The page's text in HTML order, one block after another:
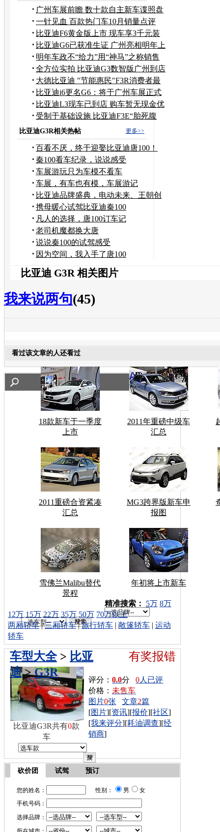
广州车展前瞻 数十款自主新车谍照盘
点
一针见血 百款热门车10月销量点评
（下）
比亚迪F6黄金版上市 现车享3千元装
潢礼
比亚迪G6已获准生证 广州亮相明年上
市
明年车政不“给力”用“神马”之称销售
全方位实拍 比亚迪G3数智版广州到店
大德比亚迪 "节能惠民"F3R消费者最
满意
比亚迪i6更名G6：将于广州车展正式
揭幕
比亚迪L3现车已到店 购车暂无现金优
惠
受制于基础设施 比亚迪F3E“胎死腹
中”
更多>>
比亚迪G3R相关热帖
百看不厌，终于迎娶比亚迪唐100！
秦100看车纪录，说说感受
车展游玩只为车模不看车
车展，有车也有模，车展游记
比亚迪品牌盛典，电动未来、王朝创
造现场围观！
携母暖心试驾比亚迪秦100
凡人的选择，唐100订车记
老司机魔都换大唐
说说秦100的试驾感受
因为空间，我入手了唐100
比亚迪 G3R 相关图片
我来说两句(45)
看过该文章的人还看过
18款新车于一季度
上市
2011年重磅中级车
汇总
2011重磅合资紧凑
汇总
MG3跨界版新车申
报图
雪佛兰Malibu替代
景程
年初将上市新车
车型搜索：
精准搜索： 5万 8万
12万 15万 22万 35万 50万 70万以上
两厢轿车|三厢轿车|旅行轿车 | 敞篷轿车 | 运动
轿车
有奖报错
车型大全> 比亚
迪>G3R
评分：0.0分0人已评
价格： 未售车
图片0张 文章2篇
[图片][资讯][报价][社区]
[我来评分][耗油调查][经
销商]
比亚迪G3R共有0款
车
砍价团 试驾 预订
您的姓名： 性别： 男
女
手机号码：
选择品牌：